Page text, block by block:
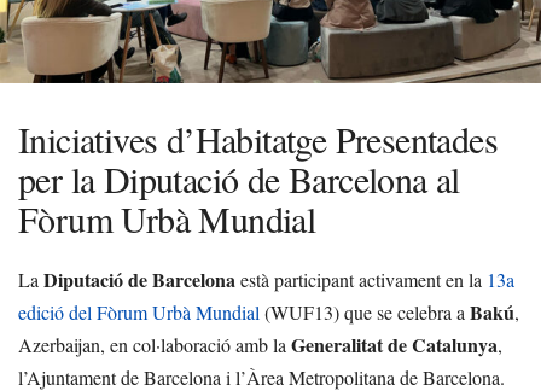
Iniciatives d’Habitatge Presentades
per la Diputació de Barcelona al
Fòrum Urbà Mundial
La Diputació de Barcelonaestà participant activament en la 13a
edició del Fòrum Urbà Mundial (WUF13) que se celebra a Bakú,
Azerbaijan, en col·laboració amb la Generalitat de Catalunya,
l’Ajuntament de Barcelona i l’Àrea Metropolitana de Barcelona.